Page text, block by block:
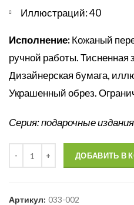
Иллюстраций: 40
Исполнение:Кожаный
ручной работы. Тисненная
Дизайнерская бумага,
Украшенный обрез.
Серия: подарочные
ДОБАВИТЬ В
Артикул: 033-002